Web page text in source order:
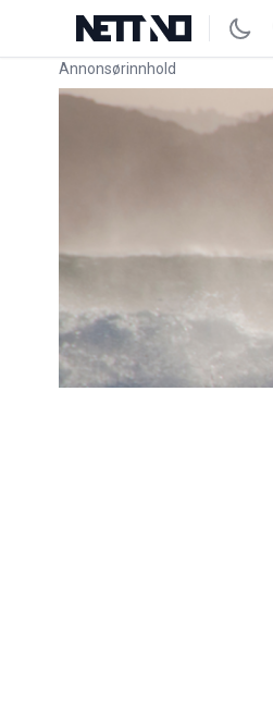
Annonsørinnhold
Link for annonse